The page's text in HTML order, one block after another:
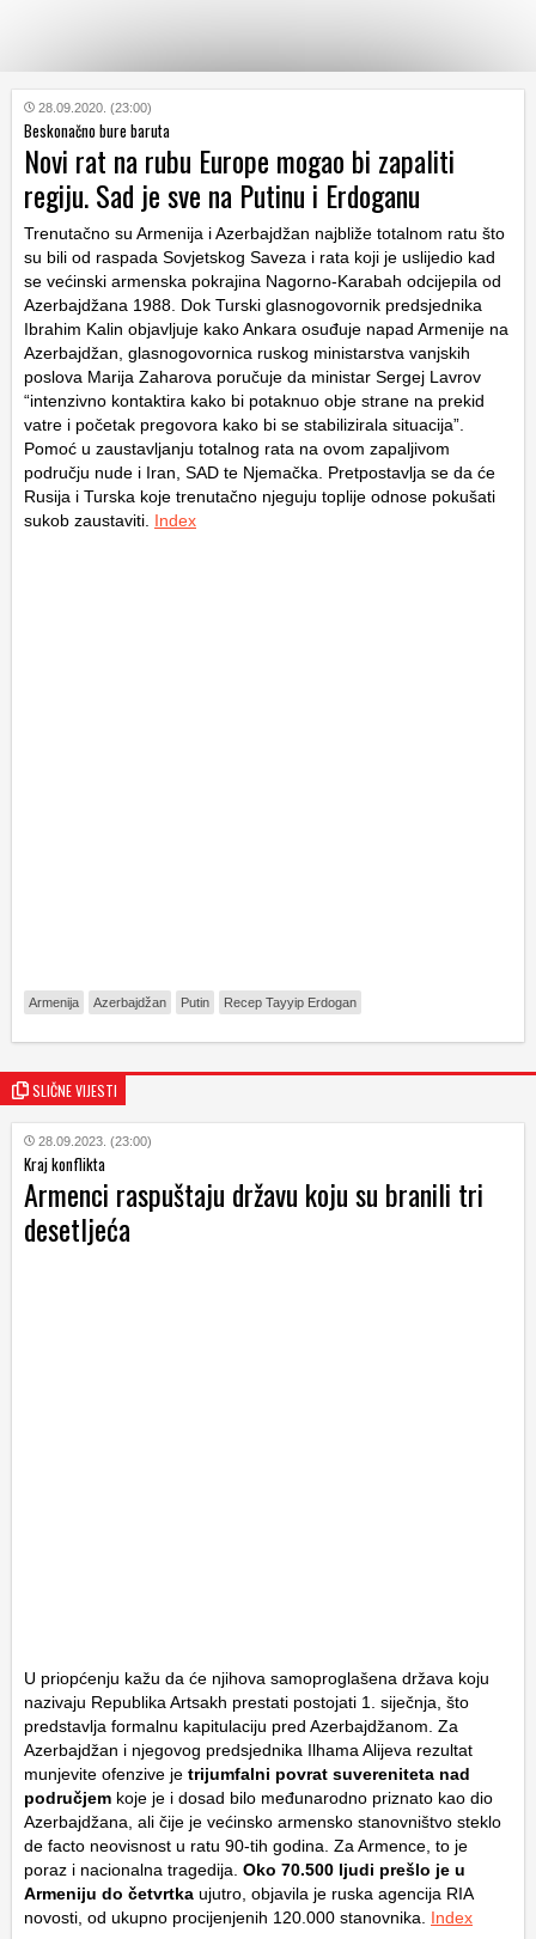
KATEGORIJE
HRVATSKI
WEB
28.09.2020. (23:00)
Beskonačno bure baruta
Novi rat na rubu Europe mogao bi zapaliti
regiju. Sad je sve na Putinu i Erdoganu
Trenutačno su Armenija i Azerbajdžan najbliže totalnom ratu što
su bili od raspada Sovjetskog Saveza i rata koji je uslijedio kad
se većinski armenska pokrajina Nagorno-Karabah odcijepila od
Azerbajdžana 1988. Dok Turski glasnogovornik predsjednika
Ibrahim Kalin objavljuje kako Ankara osuđuje napad Armenije na
Azerbajdžan, glasnogovornica ruskog ministarstva vanjskih
poslova Marija Zaharova poručuje da ministar Sergej Lavrov
“intenzivno kontaktira kako bi potaknuo obje strane na prekid
vatre i početak pregovora kako bi se stabilizirala situacija”.
Pomoć u zaustavljanju totalnog rata na ovom zapaljivom
području nude i Iran, SAD te Njemačka. Pretpostavlja se da će
Rusija i Turska koje trenutačno njeguju toplije odnose pokušati
sukob zaustaviti. Index
Armenija Azerbajdžan Putin Recep Tayyip Erdogan
SLIČNE VIJESTI
28.09.2023. (23:00)
Kraj konflikta
Armenci raspuštaju državu koju su branili tri
desetljeća
U priopćenju kažu da će njihova samoproglašena država koju
nazivaju Republika Artsakh prestati postojati 1. siječnja, što
predstavlja formalnu kapitulaciju pred Azerbajdžanom. Za
Azerbajdžan i njegovog predsjednika Ilhama Alijeva rezultat
munjevite ofenzive je trijumfalni povrat suvereniteta nad
područjem koje je i dosad bilo međunarodno priznato kao dio
Azerbajdžana, ali čije je većinsko armensko stanovništvo steklo
de facto neovisnost u ratu 90-tih godina. Za Armence, to je
poraz i nacionalna tragedija. Oko 70.500 ljudi prešlo je u
Armeniju do četvrtka ujutro, objavila je ruska agencija RIA
novosti, od ukupno procijenjenih 120.000 stanovnika. Index